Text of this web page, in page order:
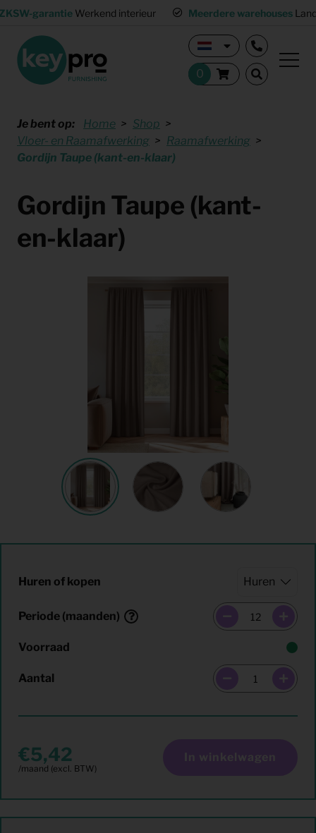
garantie Werkend interieur Meerdere warehouses
Je bent op: Home
Shop
Vloer- en Raamafwerking
Raamafwerking
Gordijn Taupe (kant-en-klaar)
Gordijn Taupe (kant-
en-klaar)
Huren of kopen
Periode (maanden)
Voorraad
Aantal
5,42 In winkelwagen